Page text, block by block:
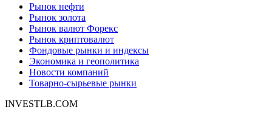
Рынок нефти
Рынок золота
Рынок валют Форекс
Рынок криптовалют
Фондовые рынки и индексы
Экономика и геополитика
Новости компаний
Товарно-сырьевые рынки
INVESTLB.COM